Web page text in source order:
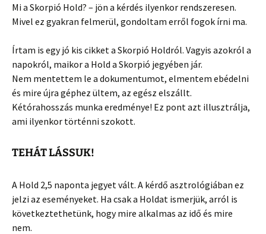
Mi a Skorpió Hold? – jön a kérdés ilyenkor rendszeresen.
Mivel ez gyakran felmerül, gondoltam erről fogok írni ma.
Írtam is egy jó kis cikket a Skorpió Holdról. Vagyis azokról a
napokról, maikor a Hold a Skorpió jegyében jár.
Nem mentettem le a dokumentumot, elmentem ebédelni
és mire újra géphez ültem, az egész elszállt.
Kétórahosszás munka eredménye! Ez pont azt illusztrálja,
ami ilyenkor történni szokott.
TEHÁT LÁSSUK!
A Hold 2,5 naponta jegyet vált. A kérdő asztrológiában ez
jelzi az eseményeket. Ha csak a Holdat ismerjük, arról is
következtethetünk, hogy mire alkalmas az idő és mire
nem.